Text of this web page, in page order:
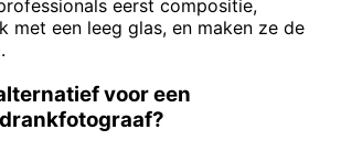
eerst compositie,
met een leeg glas, en maken ze de
voor een